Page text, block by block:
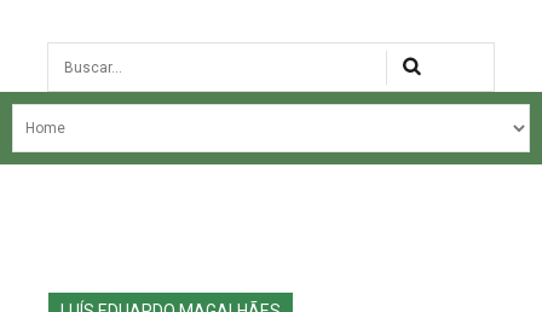
Busca
NOSSA HISTÓRIA
EDIÇÕES ANTERIORES